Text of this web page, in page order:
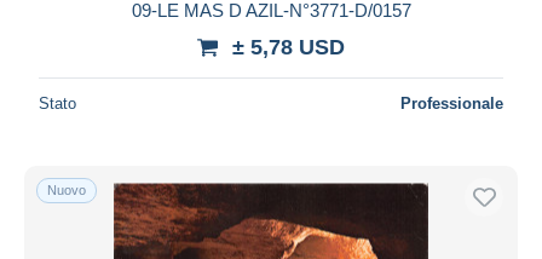
09-LE MAS D AZIL-N°3771-D/0157
± 5,78 USD
Stato Professionale
Nuovo